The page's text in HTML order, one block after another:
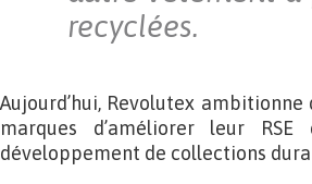
recyclées.
Aujourd’hui, Revolutex
marques d’améliorer leur
développement de collections